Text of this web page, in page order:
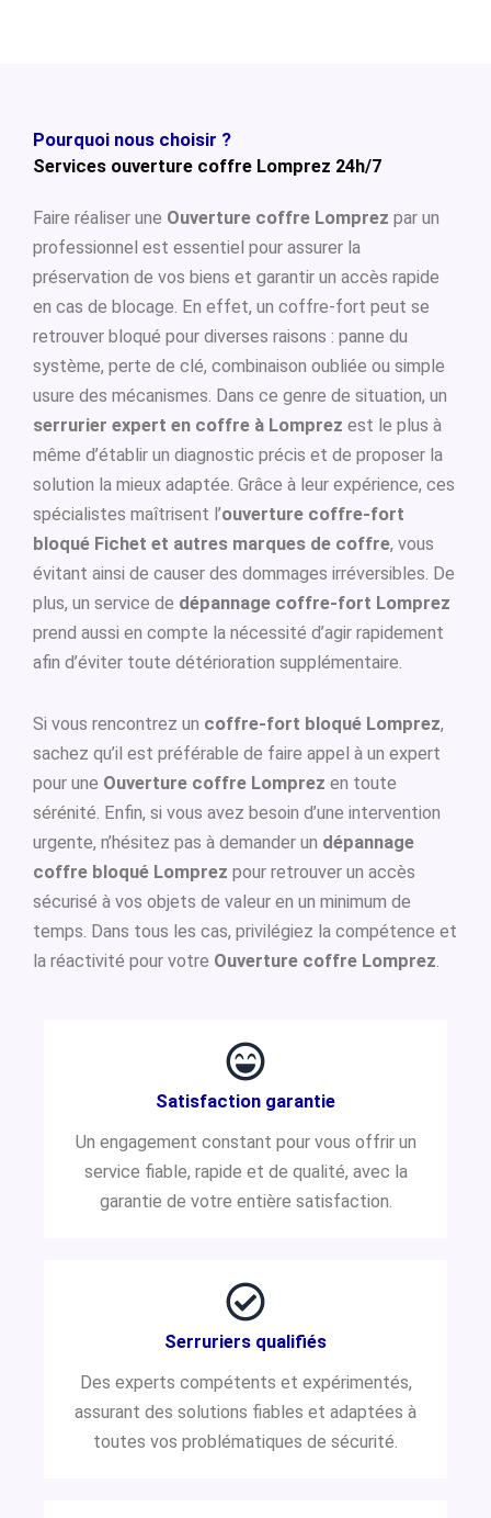
Pourquoi nous choisir ?
Services ouverture coffre Lomprez 24h/7
Faire réaliser une Ouverture coffre Lomprez par un
professionnel est essentiel pour assurer la
préservation de vos biens et garantir un accès rapide
en cas de blocage. En effet, un coffre-fort peut se
retrouver bloqué pour diverses raisons : panne du
système, perte de clé, combinaison oubliée ou simple
usure des mécanismes. Dans ce genre de situation, un
serrurier expert en coffre à Lomprez est le plus à
même d’établir un diagnostic précis et de proposer la
solution la mieux adaptée. Grâce à leur expérience, ces
spécialistes maîtrisent l’ouverture coffre-fort
bloqué Fichet et autres marques de coffre, vous
évitant ainsi de causer des dommages irréversibles. De
plus, un service de dépannage coffre-fort Lomprez
prend aussi en compte la nécessité d’agir rapidement
afin d’éviter toute détérioration supplémentaire.
Si vous rencontrez un coffre-fort bloqué Lomprez,
sachez qu’il est préférable de faire appel à un expert
pour une Ouverture coffre Lomprez en toute
sérénité. Enfin, si vous avez besoin d’une intervention
urgente, n’hésitez pas à demander un dépannage
coffre bloqué Lomprez pour retrouver un accès
sécurisé à vos objets de valeur en un minimum de
temps. Dans tous les cas, privilégiez la compétence et
la réactivité pour votre Ouverture coffre Lomprez.
Satisfaction garantie
Un engagement constant pour vous offrir un
service fiable, rapide et de qualité, avec la
garantie de votre entière satisfaction.
Serruriers qualifiés
Des experts compétents et expérimentés,
assurant des solutions fiables et adaptées à
toutes vos problématiques de sécurité.